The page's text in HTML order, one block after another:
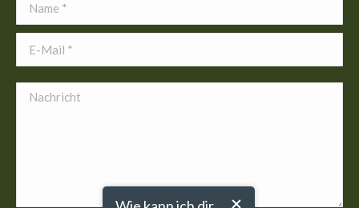
E-Mail *
Nachricht